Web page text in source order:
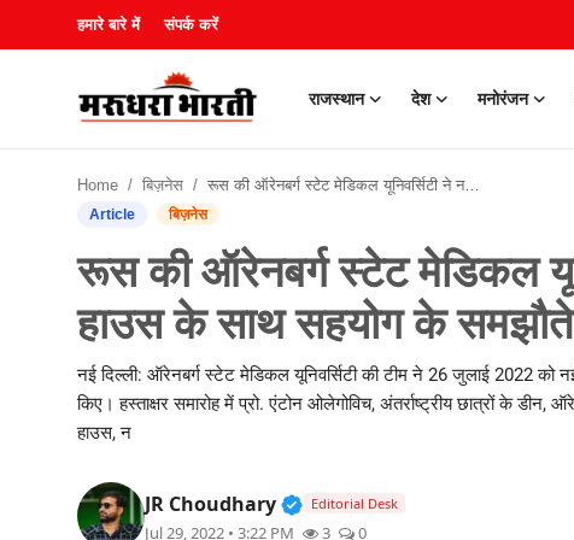
हमारे बारे में संपर्क करें
राजस्थान देश मनोरंजन
राजस्थान
Home बिज़नेस रूस की ऑरेनबर्ग स्टेट मेडिकल यूनिवर्सिटी ने नई दिल्ली में रशियन हाउस के साथ सहयोग के समझौते पर हस्ताक्षर किया
Article बिज़नेस
रूस की ऑरेनबर्ग स्टेट मेडिकल
हाउस के साथ सहयोग के समझौते
नई दिल्ली: ऑरेनबर्ग स्टेट मेडिकल यूनिवर्सिटी की टीम ने 26 जुलाई 2022 को
किए। हस्ताक्षर समारोह में प्रो. एंटोन ओलेगोविच, अंतर्राष्ट्रीय छात्रों के
हाउस, न
JR Choudhary Verified Public Figure • 30
Editorial Desk
Jul 29, 2022 • 3:22 PM 3 0